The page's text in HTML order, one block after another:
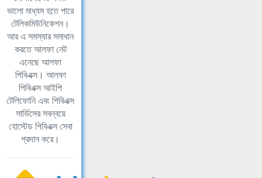
ভালো মাধ্যম হতে পারে
টেলিকমিউনিকেশন।
আর এ সমস্যার সমাধান
করতে আলফা নেট
এনেছে আলফা
পিবিএক্স। আলফা
পিবিএক্স আইপি
টেলিফোনি এবং পিবিএক্স
সার্ভিসের সবন্বয়ে
হোস্টেড পিবিএক্স সেবা
প্রদান করে।